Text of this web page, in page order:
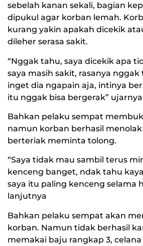
sebelah kanan sekali, bagian
dipukul agar korban lemah.
kurang yakin apakah dicekik
dileher serasa sakit.
“Nggak tahu, saya dicekik apa
saya masih sakit, rasanya
inget dia ngapain aja, intinya
itu nggak bisa bergerak”
Bahkan pelaku sempat
namun korban berhasil
berteriak meminta tolong.
“Saya tidak mau sambil terus
kenceng banget, ndak tahu
saya itu paling kenceng selama
lanjutnya
Bahkan pelaku sempat akan
korban. Namun tidak berhasil
memakai baju rangkap 3,